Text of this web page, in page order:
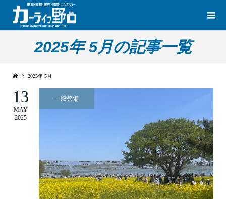
2025年 5月の記事一覧
2025年 5月
13
MAY
2025
一般整備